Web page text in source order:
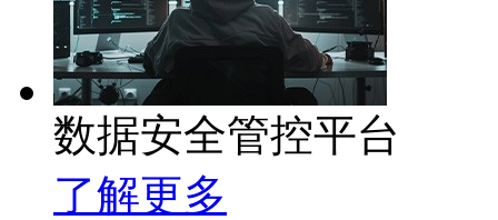
数据安全管控平台
了解更多